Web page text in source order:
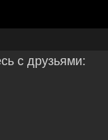
с друзьями: